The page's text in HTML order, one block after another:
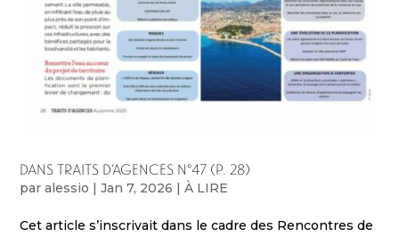
Dans Traits d’agences n°47 (p. 28)
paralessio |Jan 7, 2026 |À LIRE
Cet article s’inscrivait dans le cadre des Rencontres de